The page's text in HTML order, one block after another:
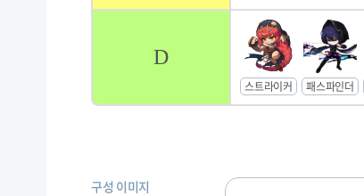
D
스트라이커 패스파인더
구성 이미지